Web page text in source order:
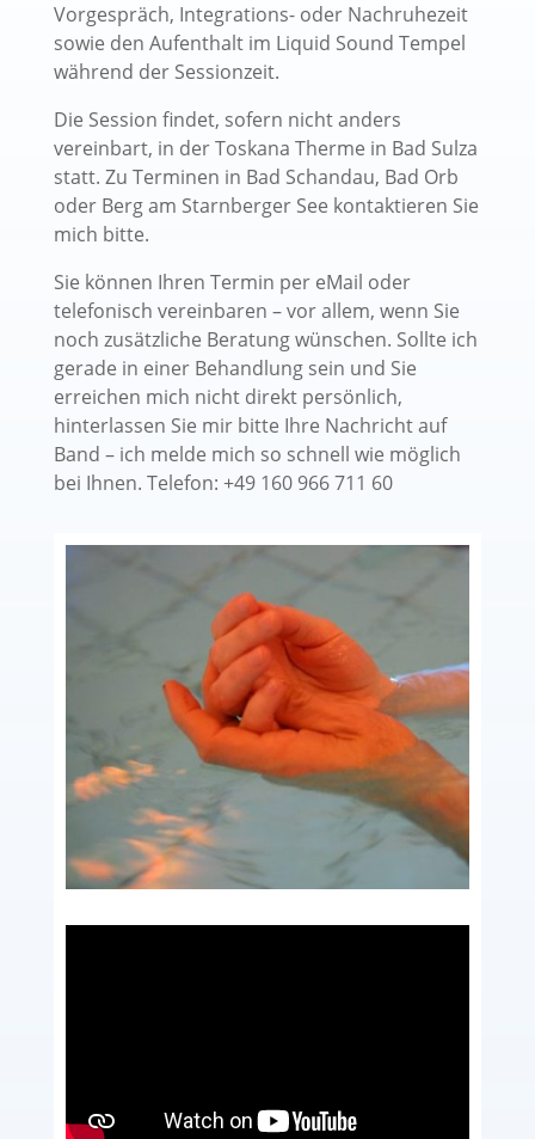
Vorgespräch, Integrations- oder Nachruhezeit
sowie den Aufenthalt im Liquid Sound Tempel
während der Sessionzeit.
Die Session findet, sofern nicht anders
vereinbart, in der Toskana Therme in Bad Sulza
statt. Zu Terminen in Bad Schandau, Bad Orb
oder Berg am Starnberger See kontaktieren Sie
mich bitte.
Sie können Ihren Termin per eMail oder
telefonisch vereinbaren – vor allem, wenn Sie
noch zusätzliche Beratung wünschen. Sollte ich
gerade in einer Behandlung sein und Sie
erreichen mich nicht direkt persönlich,
hinterlassen Sie mir bitte Ihre Nachricht auf
Band – ich melde mich so schnell wie möglich
bei Ihnen. Telefon: +49 160 966 711 60